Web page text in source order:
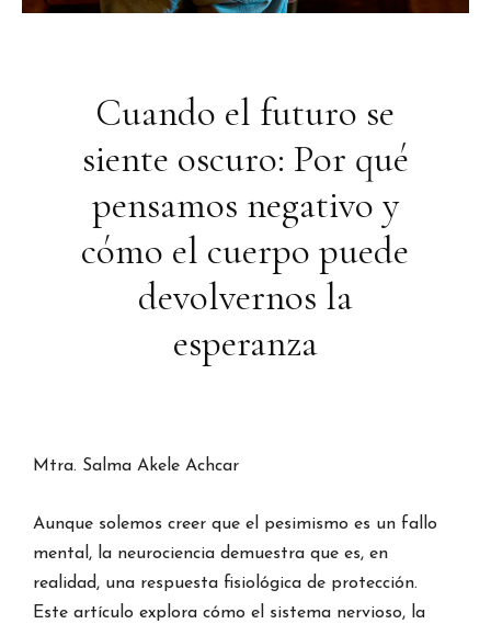
Cuando el futuro se
siente oscuro: Por qué
pensamos negativo y
cómo el cuerpo puede
devolvernos la
esperanza
Mtra. Salma Akele Achcar
Aunque solemos creer que el pesimismo es un fallo
mental, la neurociencia demuestra que es, en
realidad, una respuesta fisiológica de protección.
Este artículo explora cómo el sistema nervioso, la